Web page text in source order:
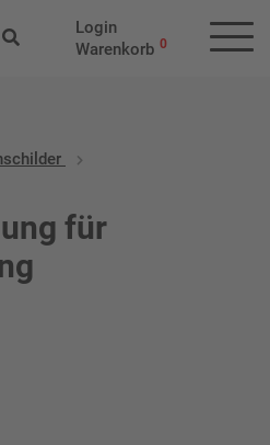
Login
Warenkorb 0
für